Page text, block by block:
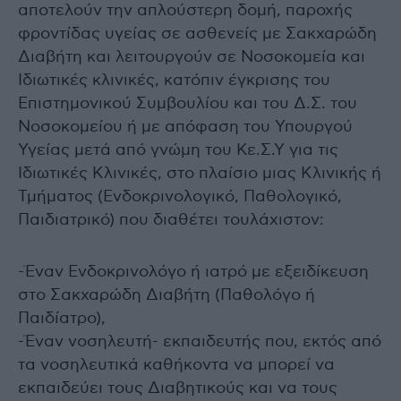
αποτελούν την απλούστερη δομή, παροχής
φροντίδας υγείας σε ασθενείς με Σακχαρώδη
Διαβήτη και λειτουργούν σε Νοσοκομεία και
Ιδιωτικές κλινικές, κατόπιν έγκρισης του
Επιστημονικού Συμβουλίου και του Δ.Σ. του
Νοσοκομείου ή με απόφαση του Υπουργού
Υγείας μετά από γνώμη του Κε.Σ.Υ για τις
Ιδιωτικές Κλινικές, στο πλαίσιο μιας Κλινικής ή
Τμήματος (Ενδοκρινολογικό, Παθολογικό,
Παιδιατρικό) που διαθέτει τουλάχιστον:
-Έναν Ενδοκρινολόγο ή ιατρό με εξειδίκευση
στο Σακχαρώδη Διαβήτη (Παθολόγο ή
Παιδίατρο),
-Έναν νοσηλευτή- εκπαιδευτής που, εκτός από
τα νοσηλευτικά καθήκοντα να μπορεί να
εκπαιδεύει τους Διαβητικούς και να τους